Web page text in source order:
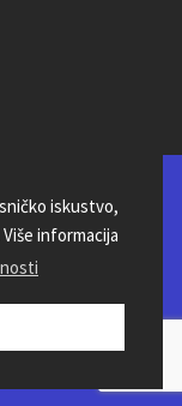
iskustvo,
informacija